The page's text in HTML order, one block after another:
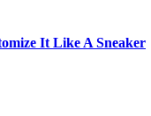
It Like A Sneaker